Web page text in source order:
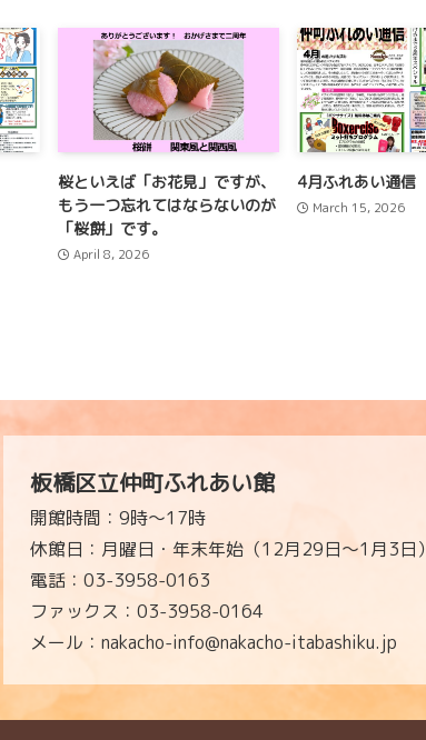
桜といえば「お花見」ですが、
もう一つ忘れてはならないのが
「桜餅」です。
April 8, 2026
4月ふれあい通信
March 15, 2026
板橋区立仲町ふれあい館
開館時間：9時～17時
休館日：月曜日・年末年始（12月29日～1月3日）
電話：03-3958-0163
ファックス：03-3958-0164
メール：nakacho-info@nakacho-itabashiku.jp